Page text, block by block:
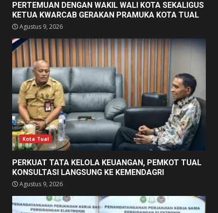
PERTEMUAN DENGAN WAKIL WALI KOTA SEKALIGUS
KETUA KWARCAB GERAKAN PRAMUKA KOTA TUAL
Agustus 9, 2026
Kota Tual
PERKUAT TATA KELOLA KEUANGAN, PEMKOT TUAL
KONSULTASI LANGSUNG KE KEMENDAGRI
Agustus 9, 2026